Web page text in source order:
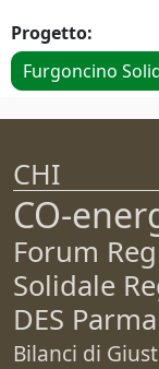
Progetto:
Furgoncino
CHI
CO-
Forum
Solidale
DES Parma
Bilanci di